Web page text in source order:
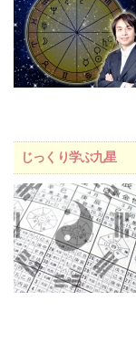
じっくり学ぶ九星